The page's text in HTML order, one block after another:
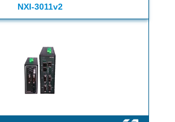
NXI-3011v2